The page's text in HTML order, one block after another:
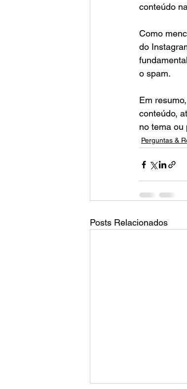
conteúdo
Como
do
o spam.
Em
conteúdo,
no tema ou
Perguntas &
Posts Relacionados